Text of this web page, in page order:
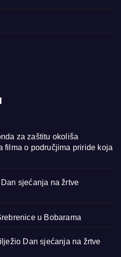
za zaštitu okoliša
filma o područjima priride koja
sjećanja na žrtve
u Bobarama
Dan sjećanja na žrtve